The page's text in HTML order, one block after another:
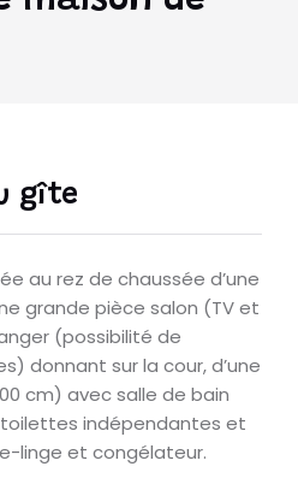
gîte
au rez de chaussée d’une
grande pièce salon (TV et
(possibilité de
donnant sur la cour, d’une
cm) avec salle de bain
indépendantes et
linge et congélateur.